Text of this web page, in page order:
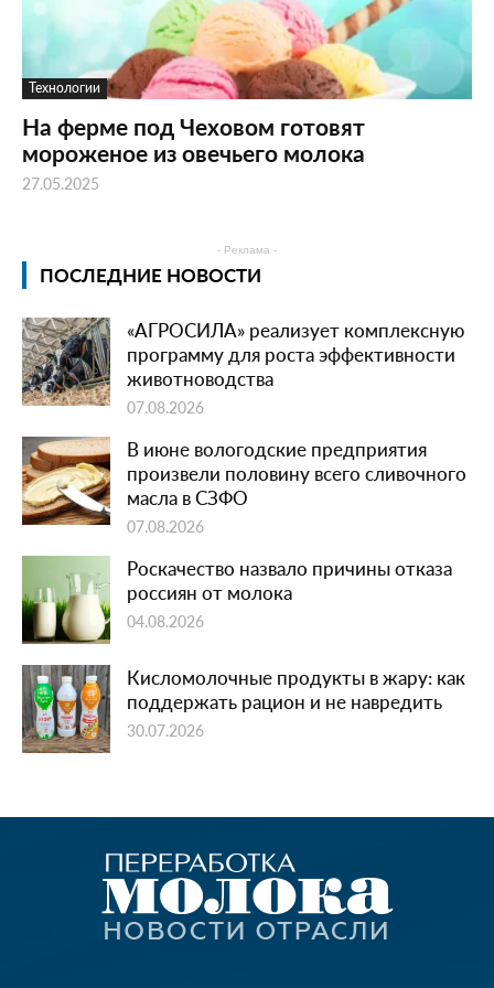
Технологии
На ферме под Чеховом готовят
мороженое из овечьего молока
27.05.2025
- Реклама -
ПОСЛЕДНИЕ НОВОСТИ
«АГРОСИЛА» реализует комплексную
программу для роста эффективности
животноводства
07.08.2026
В июне вологодские предприятия
произвели половину всего сливочного
масла в СЗФО
07.08.2026
Роскачество назвало причины отказа
россиян от молока
04.08.2026
Кисломолочные продукты в жару: как
поддержать рацион и не навредить
30.07.2026